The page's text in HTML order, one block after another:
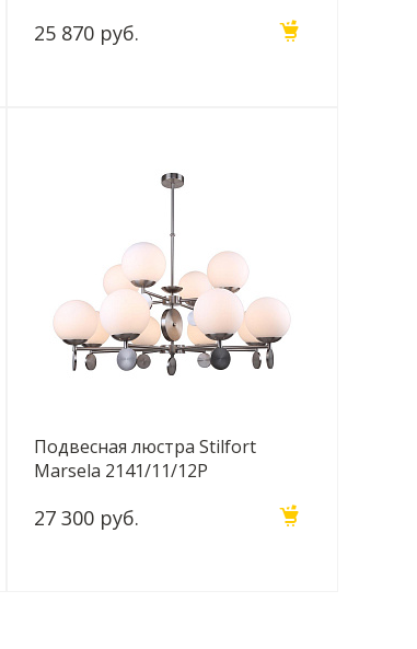
25 870 руб.
Подвесная люстра Stilfort
Marsela 2141/11/12P
27 300 руб.